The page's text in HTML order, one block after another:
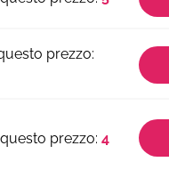
4